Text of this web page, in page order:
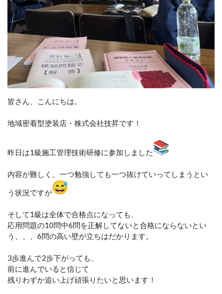
皆さん、こんにちは。
地域密着型塗装店・株式会社技昇です！
昨日は1級施工管理技術研修に参加しました
内容が難しく、 一つ勉強しても一つ抜けていってしまうとい
う状況ですが
そして1級は全体で合格点になっても、
応用問題の10問中6問を正解してないと合格にならないとい
う、
、、6問の高い壁が立ちはだかります。
3歩進んで2歩下がっても、
前に進んでいると信じて
残りわずか追い上げ頑張りたいと思います！